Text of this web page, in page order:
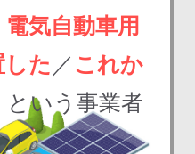
電気自動車用
た ／ これか
という事業者